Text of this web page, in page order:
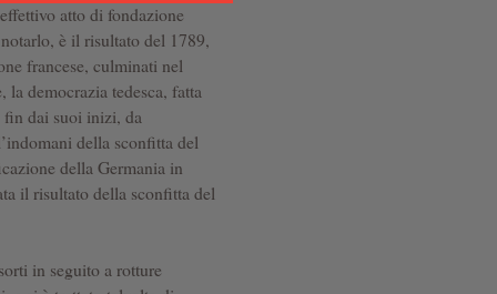
atto di fondazione
è il risultato del 1789,
francese, culminati nel
democrazia tedesca, fatta
fin dai suoi inizi, da
della sconfitta del
della Germania in
il risultato della sconfitta del
in seguito a rotture